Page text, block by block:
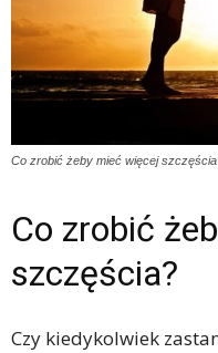
Co zrobić żeby mieć więcej
Co zrobić
szczęścia?
Czy kiedykolwiek